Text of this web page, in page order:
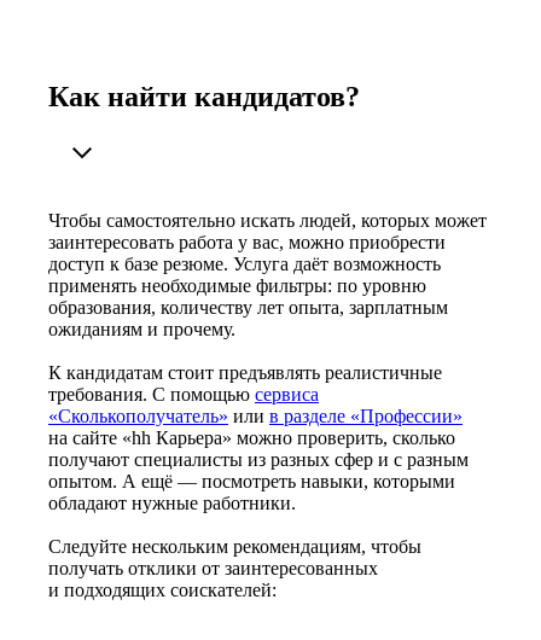
Как найти кандидатов?
Чтобы самостоятельно искать людей, которых может
заинтересовать работа у вас, можно приобрести
доступ к базе резюме. Услуга даёт возможность
применять необходимые фильтры: по уровню
образования, количеству лет опыта, зарплатным
ожиданиям и прочему.
К кандидатам стоит предъявлять реалистичные
требования. С помощью сервиса
«Сколькополучатель» или в разделе «Профессии»
на сайте «hh Карьера» можно проверить, сколько
получают специалисты из разных сфер и с разным
опытом. А ещё — посмотреть навыки, которыми
обладают нужные работники.
Следуйте нескольким рекомендациям, чтобы
получать отклики от заинтересованных
и подходящих соискателей: